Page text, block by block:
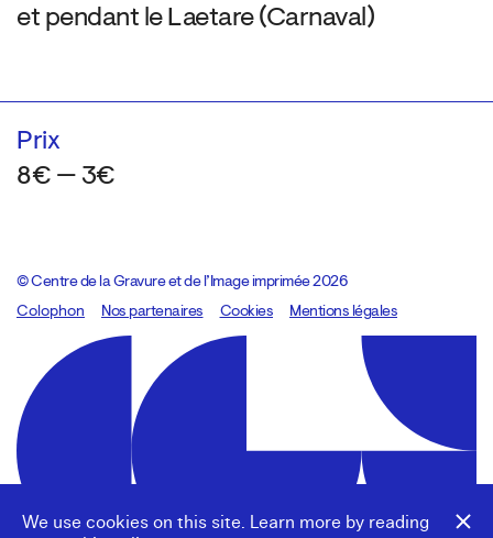
We use cookies on this site. Learn more by reading
et pendant le Laetare (Carnaval)
Prix
8€ — 3€
© Centre de la Gravure et de l’Image imprimée 2026
Colophon
Design:Marcel Kaczmarek, code:8080.studio
Nos partenaires Cookies Mentions légales